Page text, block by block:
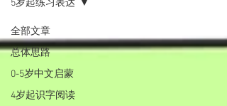
全部文章
总体思路
0-5岁中文启蒙
4岁起识字阅读
5岁起练习表达